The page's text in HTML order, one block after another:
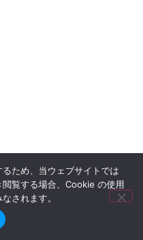
ため、当ウェブサイトでは
覧する場合、Cookie の使用
されます。